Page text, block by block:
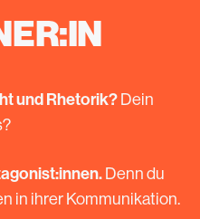
und Rhetorik?Dein
Denn du
in ihrer Kommunikation.